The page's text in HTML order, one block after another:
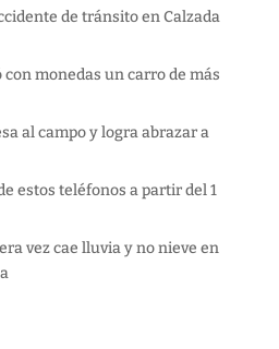
de tránsito en Calzada
monedas un carro de más
al campo y logra abrazar a
estos teléfonos a partir del 1
vez cae lluvia y no nieve en